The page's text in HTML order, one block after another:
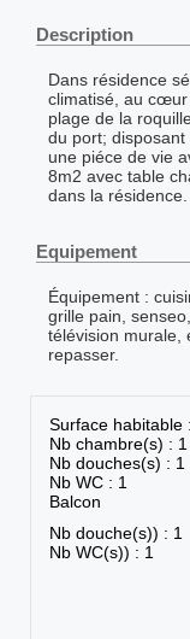
Description
Dans résidence
climatisé, au cœur
plage de la
du port; disposant
une piéce de vie
8m2 avec table
dans la résidence.
Equipement
Équipement :
grille pain,
télévision murale,
repasser.
Surface habitable
Nb chambre(s) : 1
Nb douches(s) : 1
Nb WC : 1
Balcon
Nb douche(s)) : 1
Nb WC(s)) : 1